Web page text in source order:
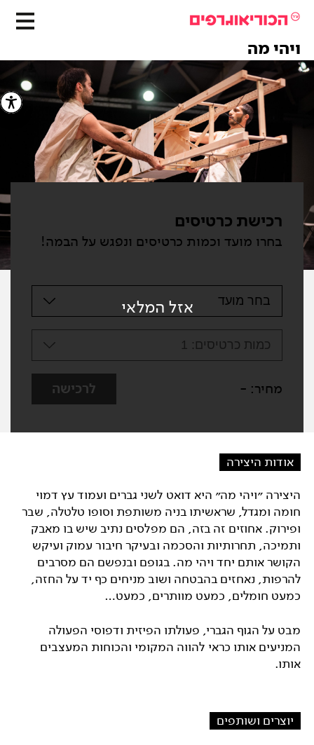
ויהי מה
אזל המלאי
רכישת כרטיסים
בחרו מועד וכמות כרטיסים ונפגש על הבמה!
בחר מועד
כמות כרטיסים: 1
מחיר: - לרכישה
אודות היצירה
היצירה ״ויהי מה״ היא דואט לשני גברים ועמוד עץ דמוי
חומה ומגדל, שראשיתו בניה משותפת וסופו טלטלה, שבר
ופירוק. אחוזים זה בזה, הם מפלסים נתיב שיש בו מאבק
ותמיכה, תחרותיות והסכמה ובעיקר חיבור עמוק ועיקש
הקושר אותם יחד ויהי מה. בגופם ובנפשם הם מסרבים
להרפות, נאחזים בהבטחה ושוב מניחים כף יד על החזה,
כמעט חומלים, כמעט מוותרים, כמעט…
מבט על הגוף הגברי, פעולתו הפיזית ודפוסי הפעולה
המניעים אותו כראי להווה המקומי והכוחות המעצבים
אותו.
יוצרים ושותפים